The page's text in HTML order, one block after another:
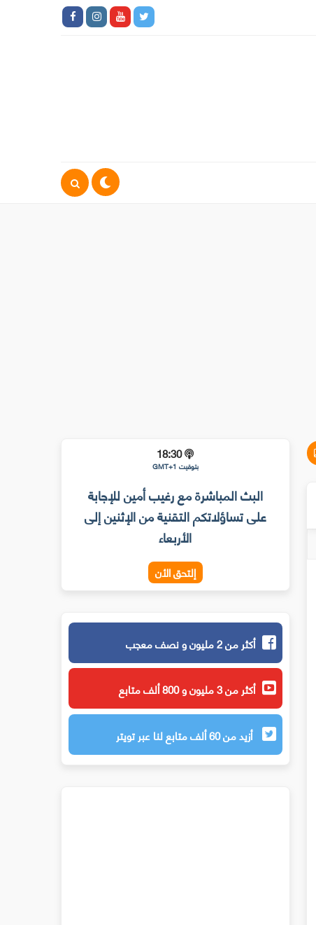
18:30
بتوقيت GMT+1
البث المباشرة مع رغيب أمين للإجابة
على تساؤلاتكم التقنية من الإثنين إلى
الأربعاء
إلتحق الأن
أكثر من 2 مليون و نصف معجب
أكثر من 3 مليون و 800 ألف متابع
أزيد من 60 ألف متابع لنا عبر تويتر